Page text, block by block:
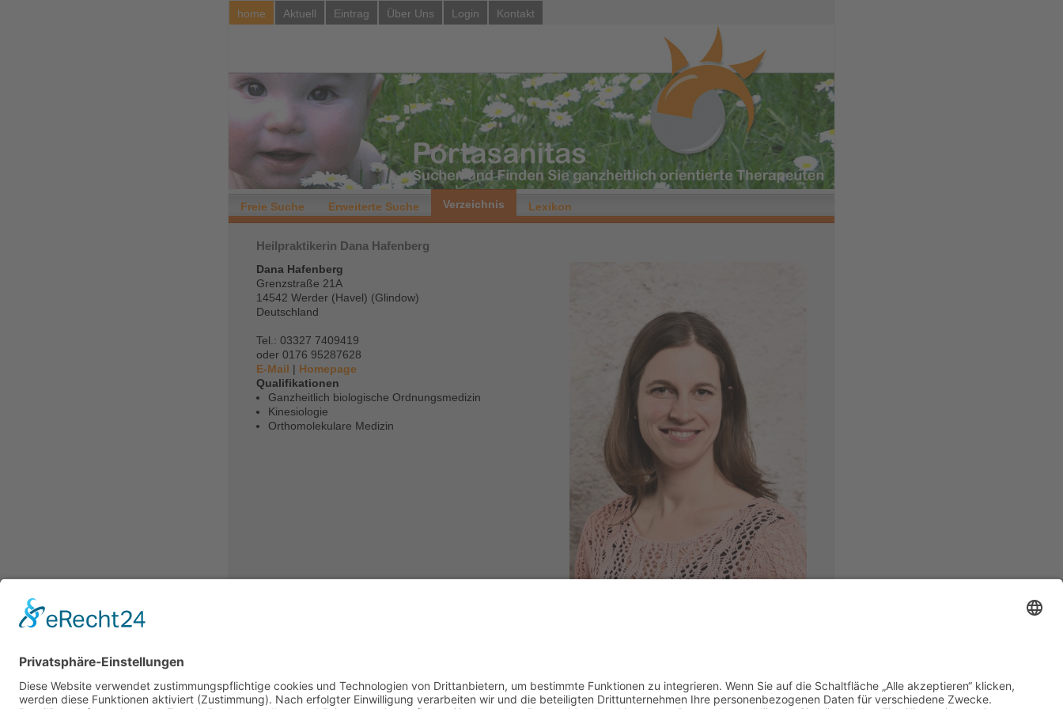
home Aktuell Eintrag Über Uns Login Kontakt
Freie Suche Erweiterte Suche Verzeichnis Lexikon
Heilpraktikerin Dana Hafenberg
Dana Hafenberg
Grenzstraße 21A
14542 Werder (Havel) (Glindow)
Deutschland
Tel.: 03327 7409419
oder 0176 95287628
E-Mail | Homepage
Qualifikationen
Ganzheitlich biologische Ordnungsmedizin
Kinesiologie
Orthomolekulare Medizin
Kinderwunsch
Kinesiologie
Nahrungsmittel- und
Pollenallergien